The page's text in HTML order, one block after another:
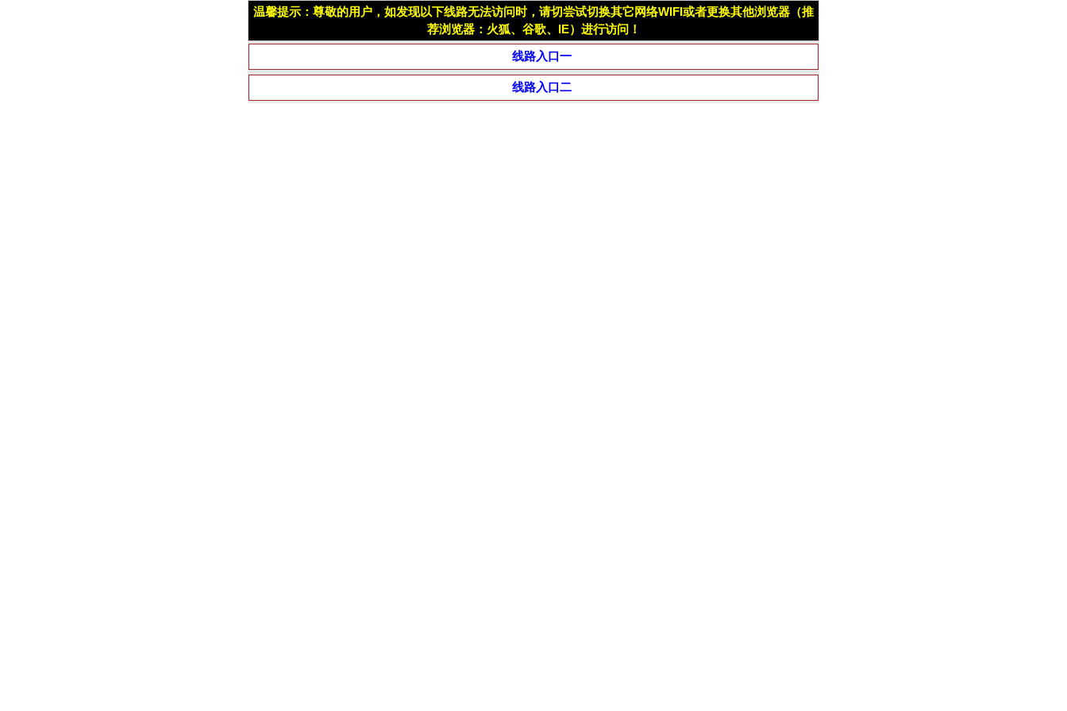
温馨提示：尊敬的用户，如发现以下线路无法访问时，请切尝试切换其它网络WIFI或者更换其他浏览器（推
荐浏览器：火狐、谷歌、IE）进行访问！
线路入口一
线路入口二